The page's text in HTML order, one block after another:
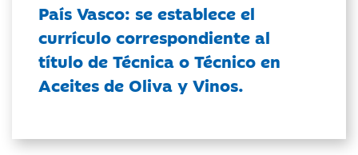
País Vasco: se establece el
currículo correspondiente al
título de Técnica o Técnico en
Aceites de Oliva y Vinos.